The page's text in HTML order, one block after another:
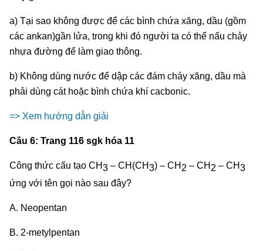
a) Tại sao không được để các bình chứa xăng, dầu (gồm
các ankan)gần lửa, trong khi đó người ta có thể nấu chảy
nhựa đường để làm giao thông.
b) Không dùng nước để dập các đám cháy xăng, dầu mà
phải dùng cát hoặc bình chứa khí cacbonic.
=> Xem hướng dẫn giải
Câu 6: Trang 116 sgk hóa 11
Công thức cấu tạo CH3 – CH(CH3) – CH 2 – CH 2 – CH3
ứng với tên gọi nào sau đây?
A. Neopentan
B. 2-metylpentan